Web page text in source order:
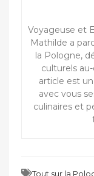
Voyageuse et
Mathilde a
la Pologne,
culturels
article est
avec vous
culinaires et
Tout sur la